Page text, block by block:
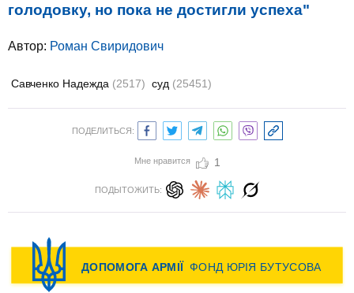
голодовку, но пока не достигли успеха"
Автор: Роман Свиридович
Савченко Надежда (2517) суд (25451)
ПОДЕЛИТЬСЯ:
Мне нравится 1
ПОДЫТОЖИТЬ: